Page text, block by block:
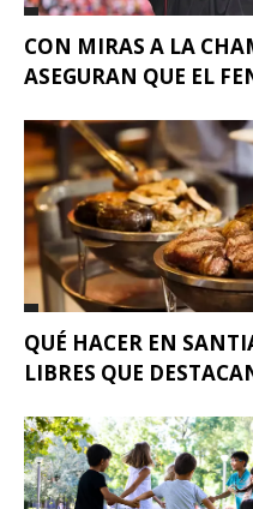
CON MIRAS A LA
ASEGURAN QUE EL
QUÉ HACER EN
LIBRES QUE